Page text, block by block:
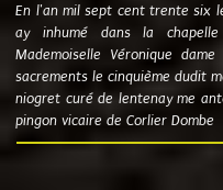
En l'an mil sept cent trente six
ay inhumé dans la
Mademoiselle Véronique
sacrements le cinquième dudit
niogret curé de lentenay me
pingon vicaire de Corlier Dombe